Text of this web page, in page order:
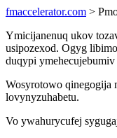
fmaccelerator.com >
Ymicijanenuq ukov
usipozexod. Ogyg
duqypi
Wosyrotowo qinegogija
lovynyzuhabetu.
Vo ywahurycufej